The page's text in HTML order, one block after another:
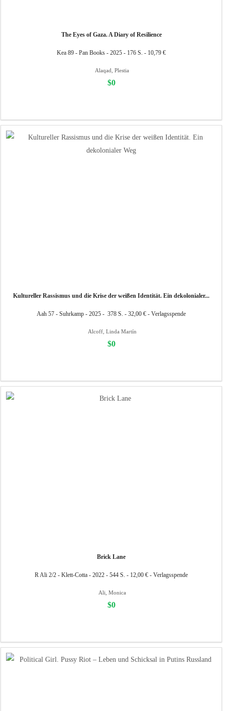
The Eyes of Gaza. A Diary of Resilience
Kea 89 - Pan Books - 2025 - 176 S. - 10,79 €
Alaqad, Plestia
$0
Kultureller Rassismus und die Krise der weißen Identität. Ein dekolonialer...
Aah 57 - Suhrkamp - 2025 - 378 S. - 32,00 € - Verlagsspende
Alcoff, Linda Martín
$0
Brick Lane
R Ali 2/2 - Klett-Cotta - 2022 - 544 S. - 12,00 € - Verlagsspende
Ali, Monica
$0